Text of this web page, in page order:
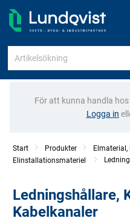
För att kunna handla
Logga in
Start Produkter
Elmaterial,
Elinstallationsmateriel
Ledningshållare,
Kabelkanaler